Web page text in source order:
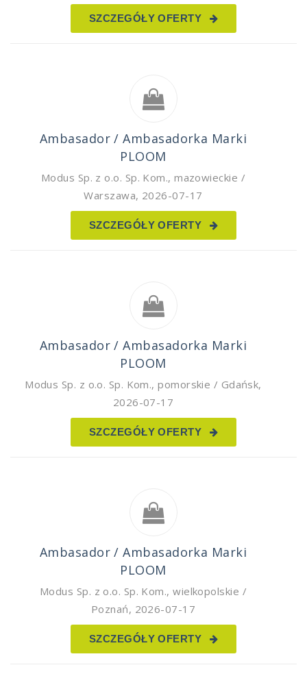
SZCZEGÓŁY OFERTY
Ambasador / Ambasadorka Marki
PLOOM
Modus Sp. z o.o. Sp. Kom.,mazowieckie /
Warszawa, 2026-07-17
SZCZEGÓŁY OFERTY
Ambasador / Ambasadorka Marki
PLOOM
Modus Sp. z o.o. Sp. Kom.,pomorskie / Gdańsk,
2026-07-17
SZCZEGÓŁY OFERTY
Ambasador / Ambasadorka Marki
PLOOM
Modus Sp. z o.o. Sp. Kom.,wielkopolskie /
Poznań, 2026-07-17
SZCZEGÓŁY OFERTY